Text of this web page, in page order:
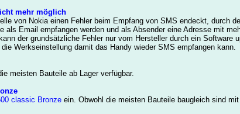
mehr möglich
von Nokia einen Fehler beim Empfang von SMS endeckt, durch
Email empfangen werden und als Absender eine Adresse mit
der grundsätzliche Fehler nur vom Hersteller durch ein Software
Werkseinstellung damit das Handy wieder SMS empfangen kann.
meisten Bauteile ab Lager verfügbar.
classic Bronzeein. Obwohl die meisten Bauteile baugleich sind